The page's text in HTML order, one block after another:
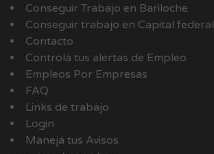
Conseguir Trabajo en Bariloche
Conseguir trabajo en Capital federal
Contacto
Controlá tus alertas de Empleo
Empleos Por Empresas
FAQ
Links de trabajo
Login
Manejá tus Avisos